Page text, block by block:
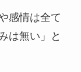
感情は全て
は無い」と